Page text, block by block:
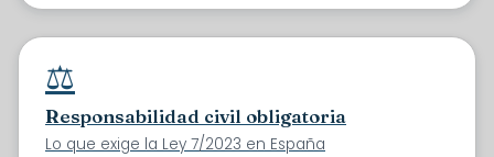
⚖️
Responsabilidad civil obligatoria
Lo que exige la Ley 7/2023 en España